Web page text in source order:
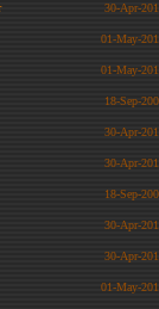
30-Apr-
01-May-
01-May-
18-Sep-
30-Apr-
30-Apr-
18-Sep-
30-Apr-
30-Apr-
01-May-